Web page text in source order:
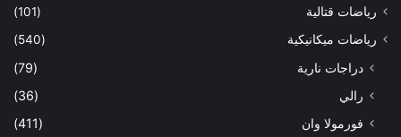
رياضات قتالية
(101)
رياضات ميكانيكية
(540)
دراجات نارية
(79)
رالي
(36)
فورمولا وان
(411)